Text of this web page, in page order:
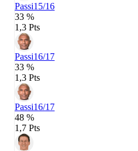
Passi15/16
33 %
1,3 Pts
Passi16/17
33 %
1,3 Pts
Passi16/17
48 %
1,7 Pts